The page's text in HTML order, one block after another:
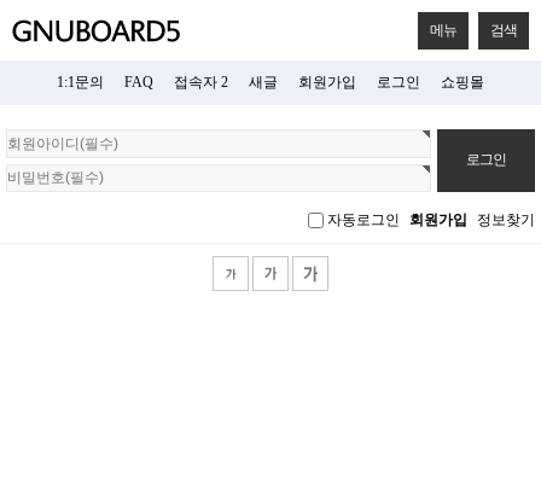
메뉴 검색
1:1문의 FAQ 접속자 2 새글 회원가입 로그인 쇼핑몰
회
원
로
자동로그인 회원가입 정보찾기